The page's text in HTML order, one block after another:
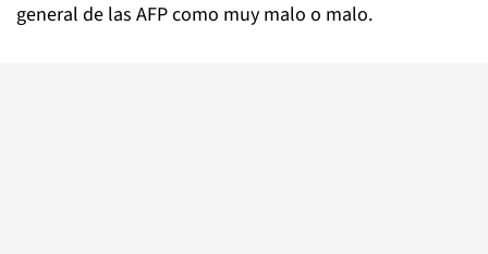
general de las AFP como muy malo o malo.